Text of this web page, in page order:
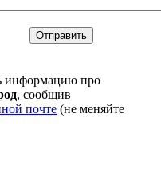
информацию про
, сообщив
почте (не меняйте